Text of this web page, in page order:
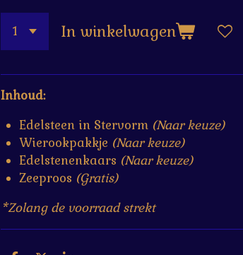
In winkelwagen
Inhoud:
Edelsteen in Stervorm (Naar keuze)
Wierookpakkje (Naar keuze)
Edelstenenkaars (Naar keuze)
Zeeproos (Gratis)
*Zolang de voorraad strekt